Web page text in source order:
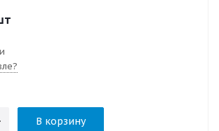
В корзину